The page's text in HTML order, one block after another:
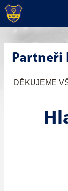
Partneři
DĚKUJEME